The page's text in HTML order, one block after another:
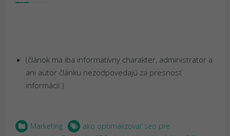
(článok ma iba informatívny charakter, administrator a
ani autor článku nezodpovedajú za presnosť
informácií )
Marketing
ako optimalizovať seo pre